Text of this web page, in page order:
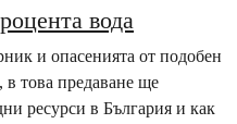
вода
и опасенията от подобен
в това предаване ще
ресурси в България и как